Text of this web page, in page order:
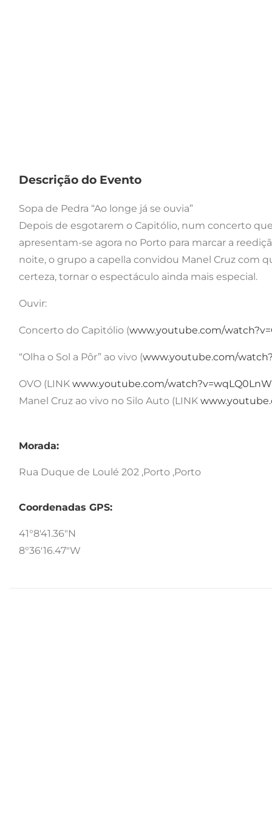
Descrição do Evento
Sopa de Pedra “Ao longe já se ouvia”
Depois de esgotarem o Capitólio, num concerto
apresentam-se agora no Porto para marcar a
noite, o grupo a capella convidou Manel Cruz com
certeza, tornar o espectáculo ainda mais especial.
Ouvir:
Concerto do Capitólio (www.youtube.com/
“Olha o Sol a Pôr” ao vivo (www.youtube.com/
OVO (LINK www.youtube.com/
Manel Cruz ao vivo no Silo Auto (LINK
Morada:
Rua Duque de Loulé 202 ,Porto ,Porto
Coordenadas GPS:
41°8'41.36"N
8°36'16.47"W